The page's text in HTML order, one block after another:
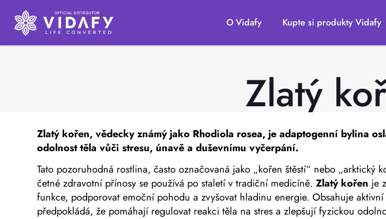
O Vidafy Kupte si produkty Vidafy
Zlatý
Zlatý kořen, vědecky známý jako Rhodiola rosea, je adaptogenní bylina
odolnost těla vůči stresu, únavě a duševnímu vyčerpání.
Tato pozoruhodná rostlina, často označovaná jako „kořen štěstí“ nebo „arktický
četné zdravotní přínosy se používá po staletí v tradiční medicíně.Zlatý kořen je
funkce, podporovat emoční pohodu a zvyšovat hladinu energie. Obsahuje
předpokládá, že pomáhají regulovat reakci těla na stres a zlepšují fyzickou